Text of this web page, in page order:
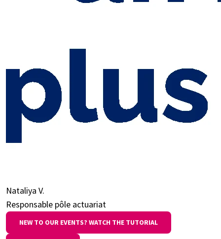
Nataliya V.
Responsable pôle actuariat
NEW TO OUR EVENTS? WATCH THE TUTORIAL